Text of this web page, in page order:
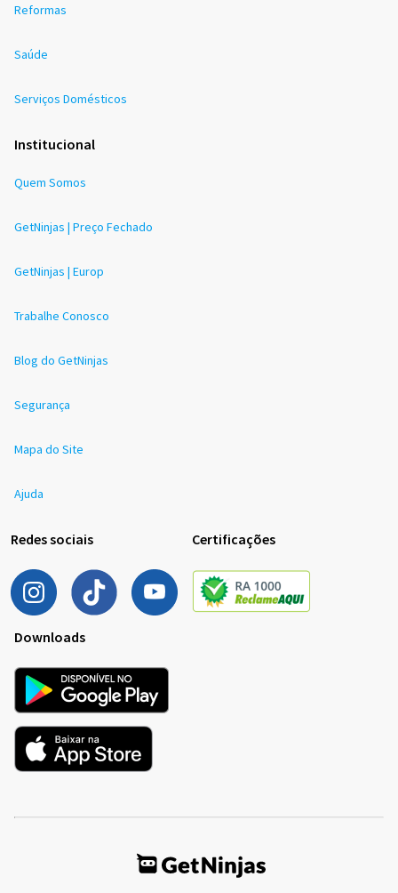
Reformas
Saúde
Serviços Domésticos
Institucional
Quem Somos
GetNinjas | Preço Fechado
GetNinjas | Europ
Trabalhe Conosco
Blog do GetNinjas
Segurança
Mapa do Site
Ajuda
Redes sociais Certificações
Downloads